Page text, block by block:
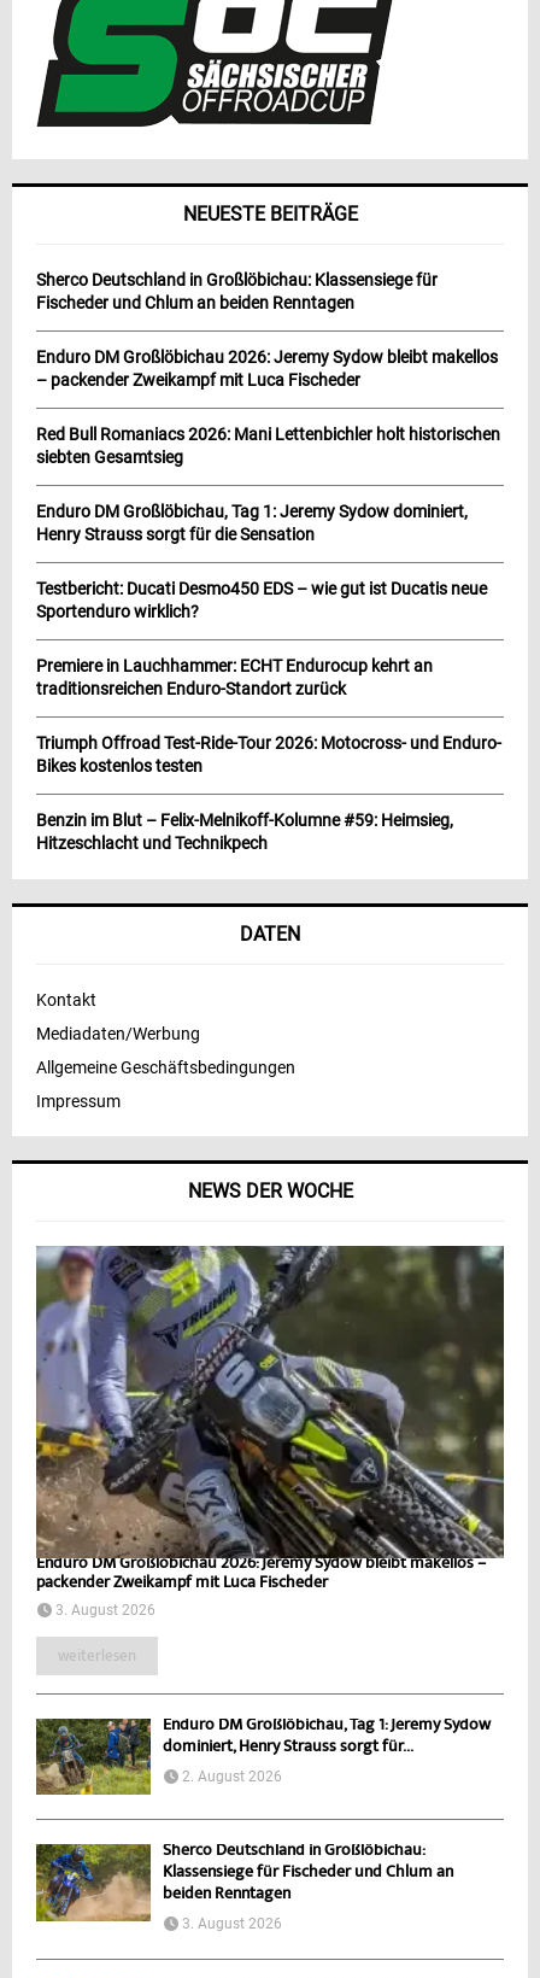
NEWS DER WOCHE
Enduro DM Großlöbichau 2026: Jeremy Sydow bleibt makellos –
packender Zweikampf mit Luca Fischeder
3. August 2026
weiterlesen
Enduro DM Großlöbichau, Tag 1: Jeremy Sydow
dominiert, Henry Strauss sorgt für...
2. August 2026
Sherco Deutschland in Großlöbichau:
Klassensiege für Fischeder und Chlum an
beiden Renntagen
3. August 2026
NEUESTE BEITRÄGE
Sherco Deutschland in Großlöbichau: Klassensiege für
Fischeder und Chlum an beiden Renntagen
Enduro DM Großlöbichau 2026: Jeremy Sydow bleibt makellos
– packender Zweikampf mit Luca Fischeder
Red Bull Romaniacs 2026: Mani Lettenbichler holt historischen
siebten Gesamtsieg
Enduro DM Großlöbichau, Tag 1: Jeremy Sydow dominiert,
Henry Strauss sorgt für die Sensation
Testbericht: Ducati Desmo450 EDS – wie gut ist Ducatis neue
Sportenduro wirklich?
Premiere in Lauchhammer: ECHT Endurocup kehrt an
traditionsreichen Enduro-Standort zurück
Triumph Offroad Test-Ride-Tour 2026: Motocross- und Enduro-
Bikes kostenlos testen
Benzin im Blut – Felix-Melnikoff-Kolumne #59: Heimsieg,
Hitzeschlacht und Technikpech
DATEN
Kontakt
Mediadaten/Werbung
Allgemeine Geschäftsbedingungen
Impressum